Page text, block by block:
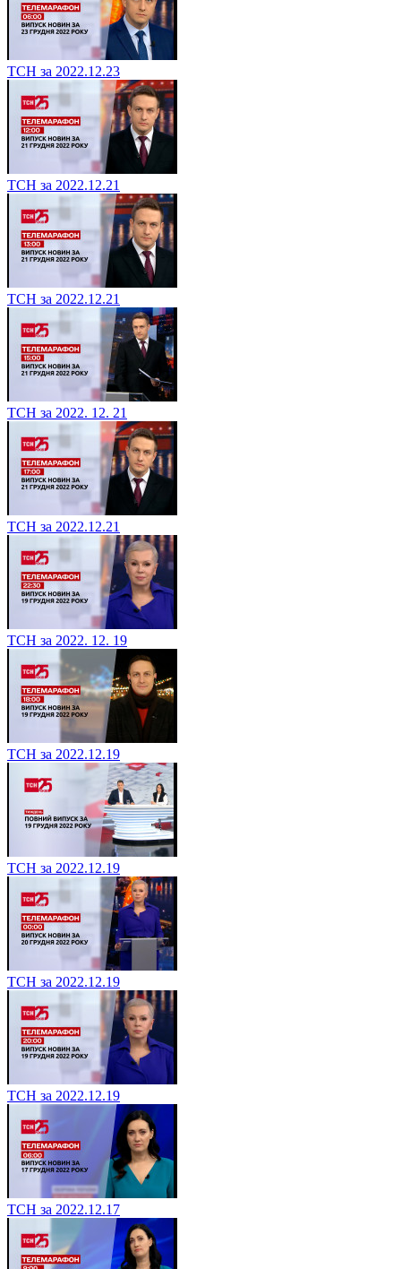
ТСН за 2022.12.23
ТСН за 2022.12.21
ТСН за 2022.12.21
ТСН за 2022. 12. 21
ТСН за 2022.12.21
ТСН за 2022. 12. 19
ТСН за 2022.12.19
ТСН за 2022.12.19
ТСН за 2022.12.19
ТСН за 2022.12.19
ТСН за 2022.12.17